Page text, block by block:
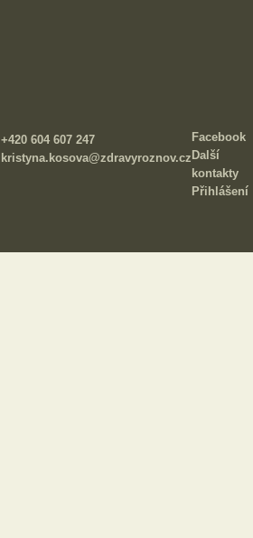
+420 604 607 247
kristyna.kosova@zdravyroznov.cz
Facebook
Další
kontakty
Přihlášení